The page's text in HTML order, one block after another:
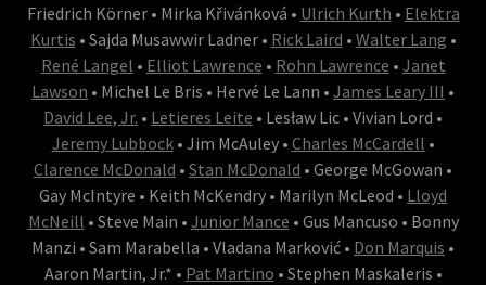
Friedrich Körner • Mirka Křivánková • Ulrich Kurth • Elektra
Kurtis • Sajda Musawwir Ladner • Rick Laird • Walter Lang •
René Langel • Elliot Lawrence • Rohn Lawrence • Janet
Lawson • Michel Le Bris • Hervé Le Lann • James Leary III •
David Lee, Jr. • Letieres Leite • Lesław Lic • Vivian Lord •
Jeremy Lubbock• Jim McAuley • Charles McCardell •
Clarence McDonald • Stan McDonald • George McGowan •
Gay McIntyre • Keith McKendry • Marilyn McLeod • Lloyd
McNeill • Steve Main • Junior Mance • Gus Mancuso • Bonny
Manzi • Sam Marabella • Vladana Marković • Don Marquis •
Aaron Martin, Jr.* • Pat Martino • Stephen Maskaleris •